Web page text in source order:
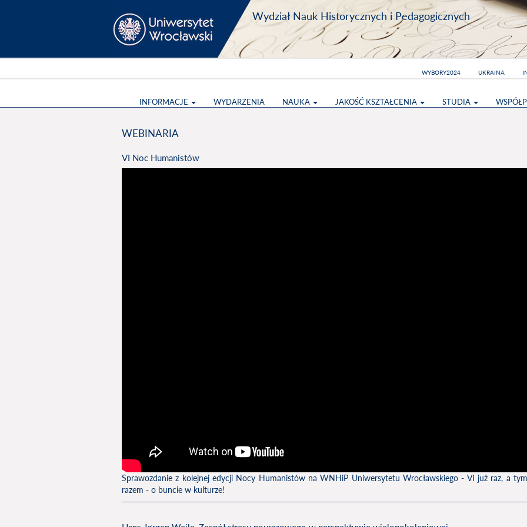
Wydział Nauk Historycznych i Pedagogicznych
INFORMACJE WYDARZENIA NAUKA JAKOŚĆ KSZTAŁCENIA STUDIA
WYBORY2024 UKRAINA
WEBINARIA
VI Noc Humanistów
Sprawozdanie z kolejnej edycji Nocy Humanistów na WNHiP Uniwersytetu Wrocławskiego - VI już raz, a tym
razem - o buncie w kulturze!